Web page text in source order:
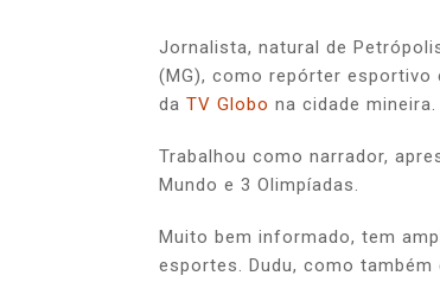
Jornalista, natural de
(MG), como repórter esportivo
daTV Globo na cidade mineira.
Trabalhou como narrador,
Mundo e 3 Olimpíadas.
Muito bem informado, tem
esportes. Dudu, como